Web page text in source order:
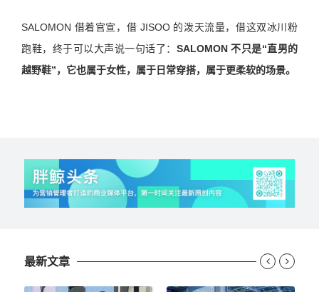
SALOMON 借着官宣，借 JISOO 的泼天流量，借这双冰川粉
跑鞋，终于可以大声说一句话了： SALOMON 不只是“直男的
越野鞋”，它也属于女性，属于日常穿搭，属于更柔软的场景。
最新文章  